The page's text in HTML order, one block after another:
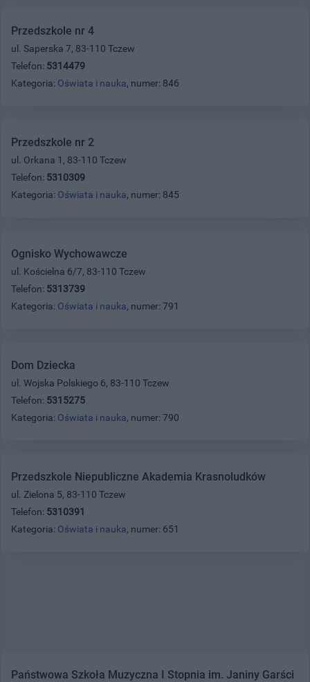
Przedszkole nr 4
ul. Saperska 7, 83-110 Tczew
Telefon: 5314479
Kategoria: Oświata i nauka, numer: 846
Przedszkole nr 2
ul. Orkana 1, 83-110 Tczew
Telefon: 5310309
Kategoria: Oświata i nauka, numer: 845
Ognisko Wychowawcze
ul. Kościelna 6/7, 83-110 Tczew
Telefon: 5313739
Kategoria: Oświata i nauka, numer: 791
Dom Dziecka
ul. Wojska Polskiego 6, 83-110 Tczew
Telefon: 5315275
Kategoria: Oświata i nauka, numer: 790
Przedszkole Niepubliczne Akademia Krasnoludków
ul. Zielona 5, 83-110 Tczew
Telefon: 5310391
Kategoria: Oświata i nauka, numer: 651
Państwowa Szkoła Muzyczna I Stopnia im. Janiny Garści